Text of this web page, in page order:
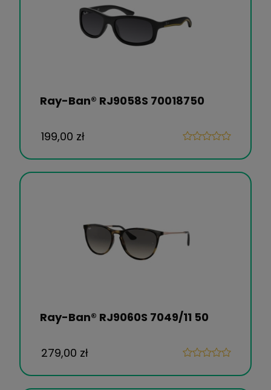
Ray-Ban® RJ9058S 70018750
199,00 zł
Ray-Ban® RJ9060S 7049/11 50
279,00 zł